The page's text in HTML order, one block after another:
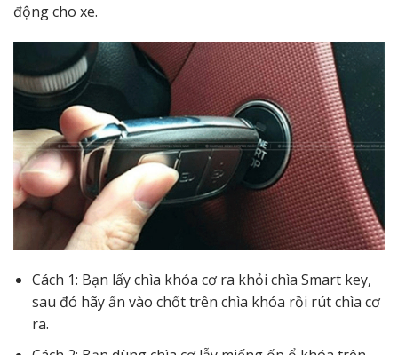
động cho xe.
Cách 1: Bạn lấy chìa khóa cơ ra khỏi chìa Smart key,
sau đó hãy ấn vào chốt trên chìa khóa rồi rút chìa cơ
ra.